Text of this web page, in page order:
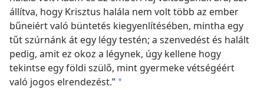
állítva, hogy Krisztus halála nem volt több az ember
bűneiért való büntetés kiegyenlítésében, mintha egy
tűt szúrnánk át egy légy testén; a szenvedést és halált
pedig, amit ez okoz a légynek, úgy kellene hogy
tekintse egy földi szülő, mint gyermeke vétségéért
való jogos elrendezést.” a